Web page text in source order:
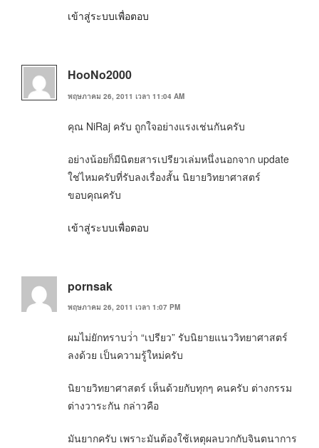
เข้าสู่ระบบเพื่อตอบ
HooNo2000
พฤษภาคม 26, 2011 เวลา 11:04 AM
คุณ NiRaj ครับ ถูกใจอย่างแรงเช่นกันครับ
อย่างน้อยก็มีนิตยสารเปรียวเล่มหนึ่งนอกจาก update
ใช่ไหมครับที่รับลงเรื่องสั้น นิยายวิทยาศาสตร์
ขอบคุณครับ
เข้าสู่ระบบเพื่อตอบ
pornsak
พฤษภาคม 26, 2011 เวลา 1:07 PM
ผมไม่ยักทราบว่่า “เปรียว” รับนิยายแนววิทยาศาสตร์
ลงด้วย เป็นความรู้ใหม่ครับ
นิยายวิทยาศาสตร์ เห็นด้วยกับทุกๆ คนครับ ต่างกรรม
ต่างวาระกัน กล่าวคือ
มันยากครับ เพราะมันต้องใช้เหตุผลบวกกับจินตนาการ